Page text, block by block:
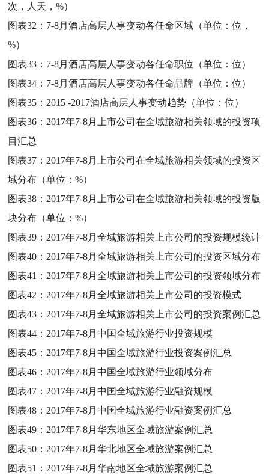
次，人天，%）
图表32： 7-8月酒店高层人事变动各任命区域（单位：位，
%）
图表33： 7-8月酒店高层人事变动各任命职位（单位：位）
图表34： 7-8月酒店高层人事变动各任命品牌（单位：位）
图表35： 2015 -2017酒店高层人事变动趋势（单位：位）
图表36： 2017年7-8月上市公司在全域旅游相关领域的投资项
目汇总
图表37： 2017年7-8月上市公司在全域旅游相关领域的投资区
域分布（单位：%）
图表38： 2017年7-8月上市公司在全域旅游相关领域的投资版
块分布（单位：%）
图表39： 2017年7-8月全域旅游相关上市公司的投资规模统计
图表40： 2017年7-8月全域旅游相关上市公司的投资区域分布
图表41： 2017年7-8月全域旅游相关上市公司的投资领域分布
图表42： 2017年7-8月全域旅游相关上市公司的投资模式
图表43： 2017年7-8月全域旅游相关上市公司的投资案例汇总
图表44： 2017年7-8月中国全域旅游行业投资规模
图表45： 2017年7-8月中国全域旅游行业投资案例汇总
图表46： 2017年7-8月中国全域旅游行业领域分布
图表47： 2017年7-8月中国全域旅游行业融资规模
图表48： 2017年7-8月中国全域旅游行业融资案例汇总
图表49： 2017年7-8月华东地区全域旅游案例汇总
图表50： 2017年7-8月华北地区全域旅游案例汇总
图表51： 2017年7-8月华南地区全域旅游案例汇总